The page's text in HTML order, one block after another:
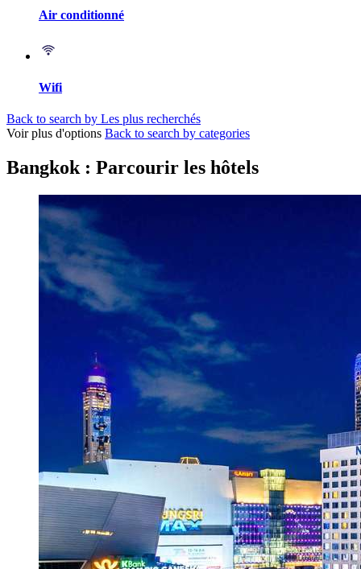
Air conditionné
Wifi
Back to search by Les plus recherchés
Voir plus d'options Back to search by categories
Bangkok : Parcourir les hôtels